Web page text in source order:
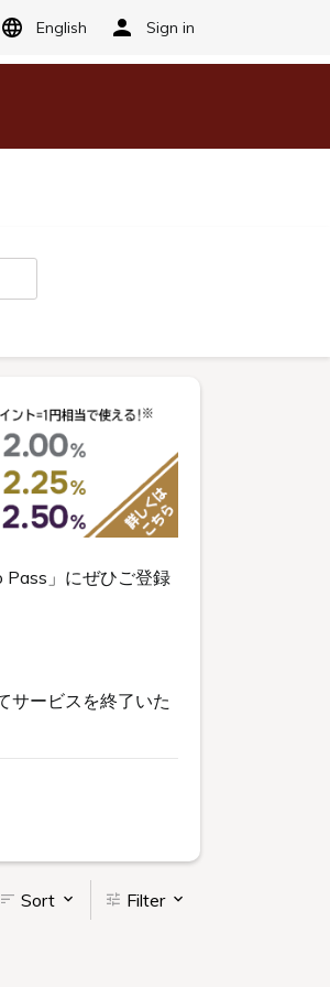
English Sign in
Pass」にぜひご登録
サービスを終了いた
Sort Filter